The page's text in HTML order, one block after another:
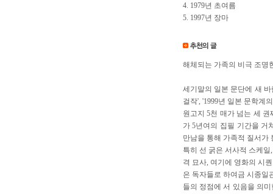
4. 1979년 초여름
5. 1997년 장마
해체되는 가족의 비극 조명
세기말의 일본 문단에 새
걸작', '1999년 일본 문학계
원고지 5천 매가 넘는 세
가 5년여의 집필 기간을 거
만남을 통해 가족적 질서가
특히 선 굵은 서사적 스케
격 묘사, 여기에 영화의 시
은 독자들로 하여금 시종일
들의 정점에 서 있음을 의